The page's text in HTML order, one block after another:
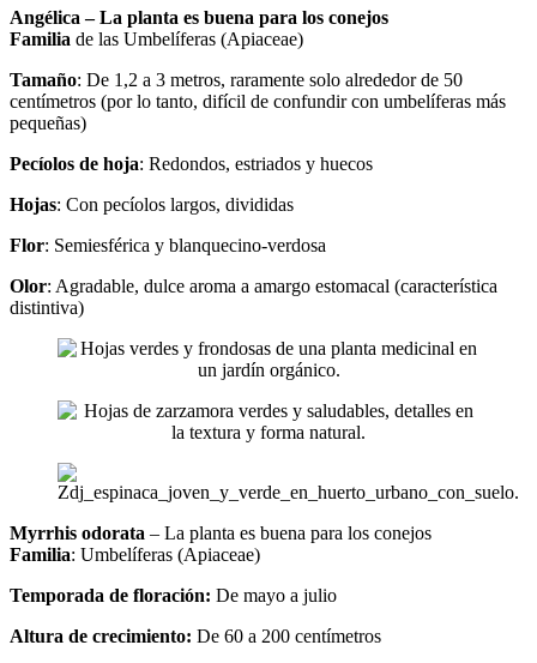
Angélica – La planta es buena para los conejos
Familia de las Umbelíferas (Apiaceae)
Tamaño: De 1,2 a 3 metros, raramente solo alrededor de 50
centímetros (por lo tanto, difícil de confundir con umbelíferas más
pequeñas)
Pecíolos de hoja: Redondos, estriados y huecos
Hojas: Con pecíolos largos, divididas
Flor: Semiesférica y blanquecino-verdosa
Olor: Agradable, dulce aroma a amargo estomacal (característica
distintiva)
Myrrhis odorata – La planta es buena para los conejos
Familia: Umbelíferas (Apiaceae)
Temporada de floración: De mayo a julio
Altura de crecimiento: De 60 a 200 centímetros